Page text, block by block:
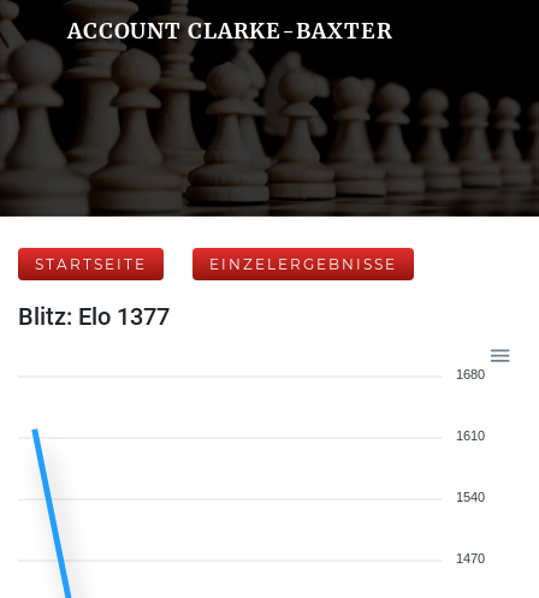
ACCOUNT CLARKE-BAXTER
STARTSEITE EINZELERGEBNISSE
Blitz: Elo 1377
1680
1610
1540
1470